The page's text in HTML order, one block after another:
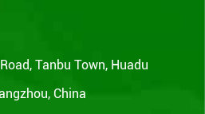
Tanbu Town, Huadu
China